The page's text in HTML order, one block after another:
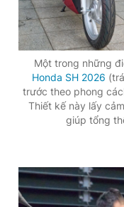
Giấy phép xuất bản số
© 2003-2026 Bản
chép dưới mọi hình
bản. Phát triển bởi ePi
Một trong những
Honda SH 2026
trước theo phong
Thiết kế này lấy
giúp tổng